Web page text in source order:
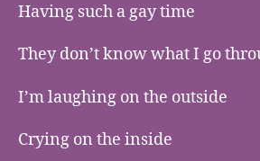
Having such a gay time
They don’t know what I go
I’m laughing on the outside
Crying on the inside